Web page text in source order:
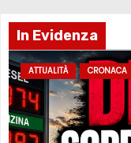
In Evidenza
ATTUALITÀ CRONACA